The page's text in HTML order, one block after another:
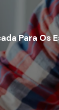
Para Os